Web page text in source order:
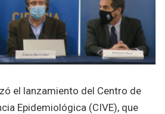
el lanzamiento del Centro de
Epidemiológica (CIVE), que